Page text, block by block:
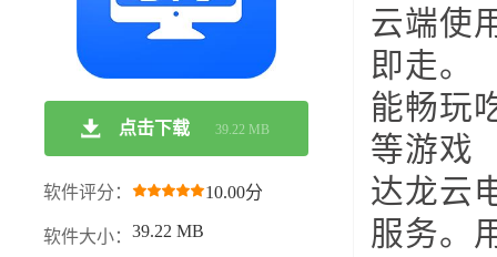
点击下载 39.22 MB
软件评分： 10.00分
软件大小： 39.22 MB
云端使
即走。
能畅玩
等游戏
达龙云
服务。